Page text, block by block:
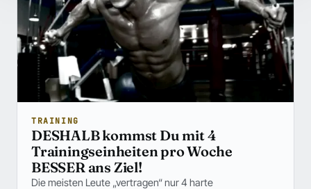
TRAINING
DESHALB kommst Du mit 4
Trainingseinheiten pro Woche
BESSER ans Ziel!
Die meisten Leute „vertragen“ nur 4 harte